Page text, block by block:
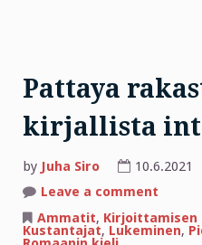
Pattaya
kirjallista
by Juha Siro 10.6.2021
Leave a comment
–
Ammatit, Kirjoittamisen
Kustantajat, Lukeminen,